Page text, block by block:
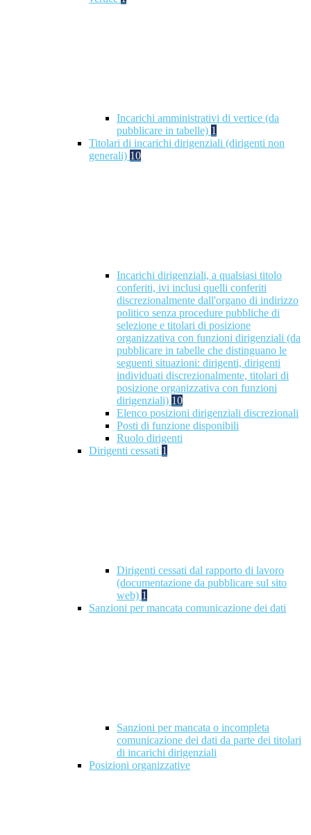
Incarichi amministrativi di vertice (da
pubblicare in tabelle) 1
Titolari di incarichi dirigenziali (dirigenti non
generali) 10
Incarichi dirigenziali, a qualsiasi titolo
conferiti, ivi inclusi quelli conferiti
discrezionalmente dall'organo di indirizzo
politico senza procedure pubbliche di
selezione e titolari di posizione
organizzativa con funzioni dirigenziali (da
pubblicare in tabelle che distinguano le
seguenti situazioni: dirigenti, dirigenti
individuati discrezionalmente, titolari di
posizione organizzativa con funzioni
dirigenziali) 10
Elenco posizioni dirigenziali discrezionali
Posti di funzione disponibili
Ruolo dirigenti
Dirigenti cessati 1
Dirigenti cessati dal rapporto di lavoro
(documentazione da pubblicare sul sito
web) 1
Sanzioni per mancata comunicazione dei dati
Sanzioni per mancata o incompleta
comunicazione dei dati da parte dei titolari
di incarichi dirigenziali
Posizioni organizzative